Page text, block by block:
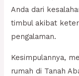
Anda dari
timbul akibat
pengalaman.
Kesimpulannya,
rumah di Tanah